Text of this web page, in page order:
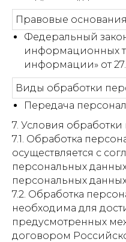
Правовые основания
Федеральный
информационных
информации» от
Виды обработки
Передача
7. Условия
7.1. Обработка
осуществляется с
персональных
персональных
7.2. Обработка
необходима для
предусмотренных
договором